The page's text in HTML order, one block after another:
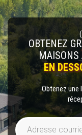
OBTENEZ
MAISONS
EN
Obtenez une